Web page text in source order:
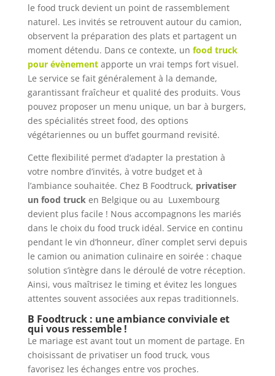
le food truck devient un point de rassemblement
naturel. Les invités se retrouvent autour du camion,
observent la préparation des plats et partagent un
moment détendu. Dans ce contexte, un food truck
pour évènementapporte un vrai temps fort visuel.
Le service se fait généralement à la demande,
garantissant fraîcheur et qualité des produits. Vous
pouvez proposer un menu unique, un bar à burgers,
des spécialités street food, des options
végétariennes ou un buffet gourmand revisité.
Cette flexibilité permet d’adapter la prestation à
votre nombre d’invités, à votre budget et à
l’ambiance souhaitée. Chez B Foodtruck, privatiser
un food truck en Belgique ou au Luxembourg
devient plus facile ! Nous accompagnons les mariés
dans le choix du food truck idéal. Service en continu
pendant le vin d’honneur, dîner complet servi depuis
le camion ou animation culinaire en soirée : chaque
solution s’intègre dans le déroulé de votre réception.
Ainsi, vous maîtrisez le timing et évitez les longues
attentes souvent associées aux repas traditionnels.
B Foodtruck : une ambiance conviviale et
qui vous ressemble !
Le mariage est avant tout un moment de partage. En
choisissant de privatiser un food truck, vous
favorisez les échanges entre vos proches.